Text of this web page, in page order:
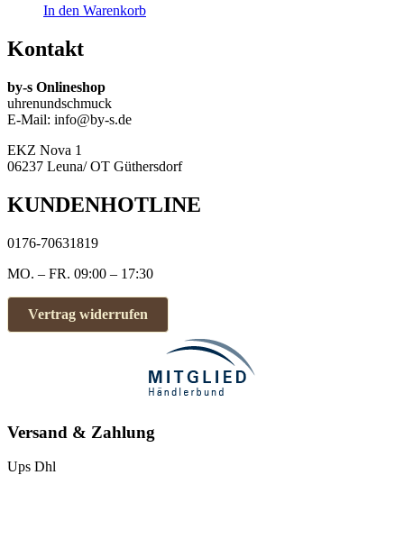
In den Warenkorb
Kontakt
by-s Onlineshop
uhrenundschmuck
E-Mail: info@by-s.de
EKZ Nova 1
06237 Leuna/ OT Güthersdorf
KUNDENHOTLINE
0176-70631819
MO. – FR. 09:00 – 17:30
Vertrag widerrufen
Versand & Zahlung
Ups Dhl